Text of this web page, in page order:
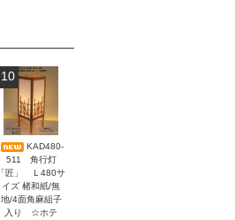
10
KAD480-
511 角行灯
「匠」 Ｌ480サ
イズ 楮和紙/無
地/4面角麻組子
入り ☆ホテ